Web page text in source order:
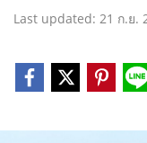
Last updated: 21 ก.ย.